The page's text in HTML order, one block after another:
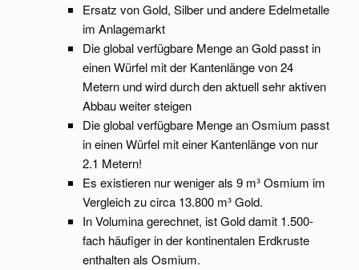
Ersatz von Gold, Silber und andere Edelmetalle
im Anlagemarkt
Die global verfügbare Menge an Gold passt in
einen Würfel mit der Kantenlänge von 24
Metern und wird durch den aktuell sehr aktiven
Abbau weiter steigen
Die global verfügbare Menge an Osmium passt
in einen Würfel mit einer Kantenlänge von nur
2.1 Metern!
Es existieren nur weniger als 9 m³ Osmium im
Vergleich zu circa 13.800 m³ Gold.
In Volumina gerechnet, ist Gold damit 1.500-
fach häufiger in der kontinentalen Erdkruste
enthalten als Osmium.